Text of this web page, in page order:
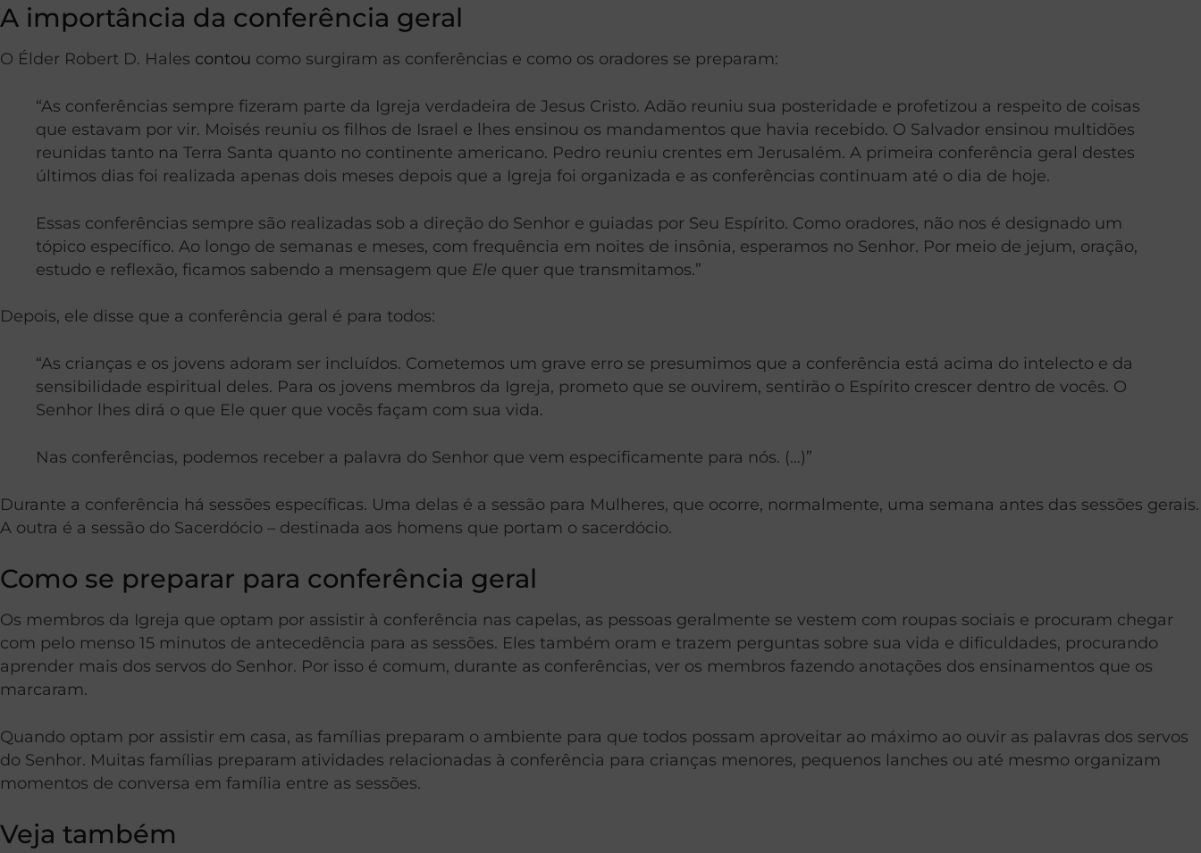
A importância da conferência geral
O Élder Robert D. Hales contou como surgiram as conferências e como os oradores se preparam:
“As conferências sempre fizeram parte da Igreja verdadeira de Jesus Cristo. Adão reuniu sua posteridade e profetizou a respeito de coisas
que estavam por vir. Moisés reuniu os filhos de Israel e lhes ensinou os mandamentos que havia recebido. O Salvador ensinou multidões
reunidas tanto na Terra Santa quanto no continente americano. Pedro reuniu crentes em Jerusalém. A primeira conferência geral destes
últimos dias foi realizada apenas dois meses depois que a Igreja foi organizada e as conferências continuam até o dia de hoje.
Essas conferências sempre são realizadas sob a direção do Senhor e guiadas por Seu Espírito. Como oradores, não nos é designado um
tópico específico. Ao longo de semanas e meses, com frequência em noites de insônia, esperamos no Senhor. Por meio de jejum, oração,
estudo e reflexão, ficamos sabendo a mensagem que Ele quer que transmitamos.”
Depois, ele disse que a conferência geral é para todos:
“As crianças e os jovens adoram ser incluídos. Cometemos um grave erro se presumimos que a conferência está acima do intelecto e da
sensibilidade espiritual deles. Para os jovens membros da Igreja, prometo que se ouvirem, sentirão o Espírito crescer dentro de vocês. O
Senhor lhes dirá o que Ele quer que vocês façam com sua vida.
Nas conferências, podemos receber a palavra do Senhor que vem especificamente para nós. (…)”
Durante a conferência há sessões específicas. Uma delas é a sessão para Mulheres, que ocorre, normalmente, uma semana antes das sessões gerais.
A outra é a sessão do Sacerdócio – destinada aos homens que portam o sacerdócio.
Como se preparar para conferência geral
Os membros da Igreja que optam por assistir à conferência nas capelas, as pessoas geralmente se vestem com roupas sociais e procuram chegar
com pelo menso 15 minutos de antecedência para as sessões. Eles também oram e trazem perguntas sobre sua vida e dificuldades, procurando
aprender mais dos servos do Senhor. Por isso é comum, durante as conferências, ver os membros fazendo anotações dos ensinamentos que os
marcaram.
Quando optam por assistir em casa, as famílias preparam o ambiente para que todos possam aproveitar ao máximo ao ouvir as palavras dos servos
do Senhor. Muitas famílias preparam atividades relacionadas à conferência para crianças menores, pequenos lanches ou até mesmo organizam
momentos de conversa em família entre as sessões.
Veja também